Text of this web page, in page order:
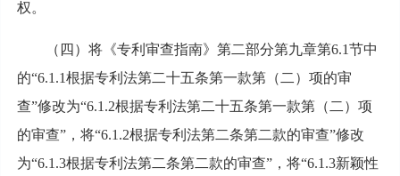
权。
（四）将《专利审查指南》第二部分第九章第6.1节中
的“6.1.1根据专利法第二十五条第一款第（二）项的审
查”修改为“6.1.2根据专利法第二十五条第一款第（二）项
的审查”，将“6.1.2根据专利法第二条第二款的审查”修改
为“6.1.3根据专利法第二条第二款的审查”，将“6.1.3新颖性